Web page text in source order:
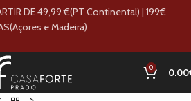
0 0.00
DE 49,99 €(PT Continental) | 199€
e Madeira)